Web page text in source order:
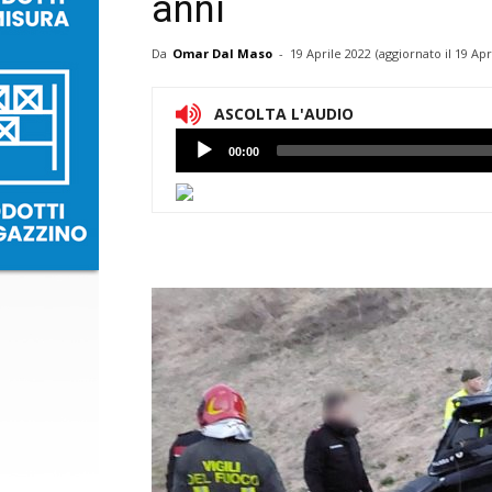
anni
Da Omar Dal Maso - 19 Aprile 2022 (aggiornato il 19
ASCOLTA L'AUDIO
Lettore
Audio
00:00